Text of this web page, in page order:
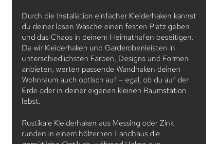
Durch die Installation einfacher Kleiderhaken kannst
du deiner losen Wäsche einen festen Platz geben
und das Chaos in deinem Heimathafen beseitigen.
Da wir Kleiderhaken und Garderobenleisten in
unterschiedlichsten Farben, Designs und Formen
anbieten, werten passende Wandhaken deinen
Wohnraum auch optisch auf – egal, ob du auf der
Erde oder in deiner eigenen kleinen Raumstation
lebst.
Rustikale Kleiderhaken aus Messing oder Zink
runden in einem hölzernen Landhaus die